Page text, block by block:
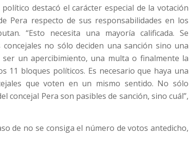
destacó el carácter especial de la votación
Pera respecto de sus responsabilidades en los
“Esto necesita una mayoría calificada. Se
concejales no sólo deciden una sanción sino una
ser un apercibimiento, una multa o finalmente la
11 bloques políticos. Es necesario que haya una
que voten en un mismo sentido. No sólo
concejal Pera son pasibles de sanción, sino cuál”,
de no se consiga el número de votos antedicho,